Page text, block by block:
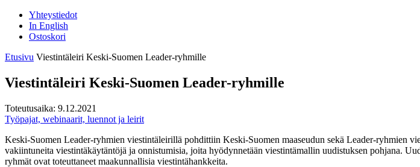
Yhteystiedot
In English
Ostoskori
Etusivu Viestintäleiri Keski-Suomen Leader-ryhmille
Viestintäleiri Keski-Suomen Leader-ryhmille
Toteutusaika: 9.12.2021
Työpajat, webinaarit, luennot ja leirit
Keski-Suomen Leader-ryhmien viestintäleirillä pohdittiin Keski-Suomen maaseudun sekä Leader-ryhmien
vakiintuneita viestintäkäytäntöjä ja onnistumisia, joita hyödynnetään viestintämallin uudistuksen pohjana.
ryhmät ovat toteuttaneet maakunnallisia viestintähankkeita.